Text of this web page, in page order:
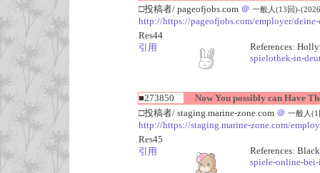
□投稿者/ pageofjobs.com ＠ 一般人(13回)-
http://https://pageofjobs.com/employer/
Res44
引用
References:
spielothek-in-
■273850
Now You possibly can Have
□投稿者/ staging.marine-zone.com ＠ 一般人(1
http://https://staging.marine-zone.com/
Res45
引用
References:
spiele-online-